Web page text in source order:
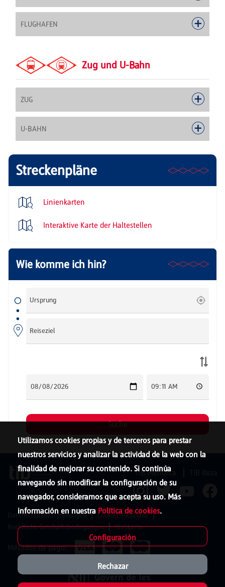
FLUGHAFEN
Zug und U-Bahn
ZUG
U-BAHN
Streckenpläne
Linienkarten
Interaktive Karte der Haltestellen
Utilizamos cookies propias y de terceros para prestar
nuestros servicios y analizar la actividad de la web con la
finalidad de mejorar su contenido. Si continúa
navegando sin modificar la configuración de su
navegador, consideramos que acepta su uso. Más
información en nuestra Política de cookies.
Configuración
Rechazar
TIB Menorca
Datenschutzbestimmungen
Cookies-Richtlinie
Rechtliche Geschäftsbedingungen
Webkarte
Métodos de pago: